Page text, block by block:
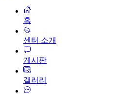
홈
센터 소개
게시판
갤러리